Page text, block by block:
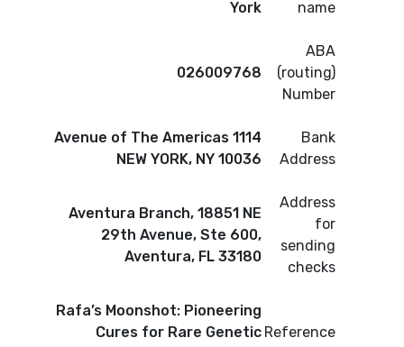
name
York
ABA
(routing)
Number
026009768
Bank
Address
1114 Avenue of The Americas
NEW YORK, NY 10036
Address
for
sending
checks
Aventura Branch, 18851 NE
29th Avenue, Ste 600,
Aventura, FL 33180
Reference
Rafa’s Moonshot: Pioneering
Cures for Rare Genetic